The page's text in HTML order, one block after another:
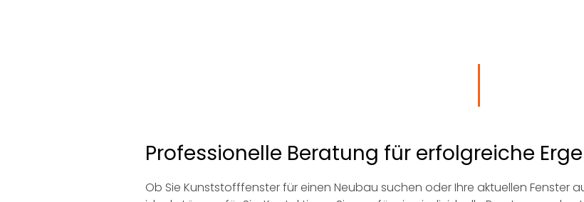
Professionelle Beratung für erfolgreiche
Ob Sie Kunststofffenster für einen Neubau suchen oder Ihre aktuellen Fenster